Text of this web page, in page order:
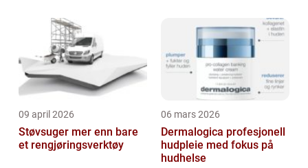
holdninger til bilkjøp. I denne omfattende
artik...
09 april 2026
Støvsuger mer enn bare
et rengjøringsverktøy
06 mars 2026
Dermalogica profesjonell
hudpleie med fokus på
hudhelse